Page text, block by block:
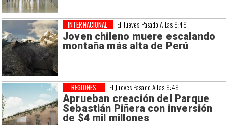
El Jueves Pasado A Las 9:49
Joven chileno muere escalando
montaña más alta de Perú
INTERNACIONAL
El Jueves Pasado A Las 9:49
Aprueban creación del Parque
Sebastián Piñera con inversión
de $4 mil millones
REGIONES